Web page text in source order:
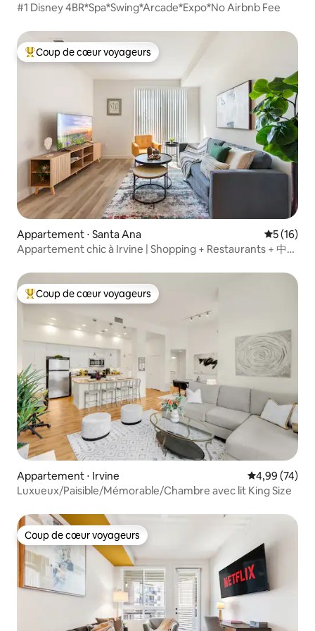
#1 Disney 4BR*Spa*Swing*Arcade*Expo*No Airbnb Fee
Coups de cœur voyageurs les plus appréciés
Coup de cœur voyageurs
Appartement ⋅ Santa Ana
5 (16)
Appartement chic à Irvine | Shopping + Restaurants + 中文
Coups de cœur voyageurs les plus appréciés
Coup de cœur voyageurs
Appartement ⋅ Irvine Évaluation
4,99 (74)
Luxueux/Paisible/Mémorable/Chambre avec lit King Size
Coup de cœur voyageurs
Coup de cœur voyageurs